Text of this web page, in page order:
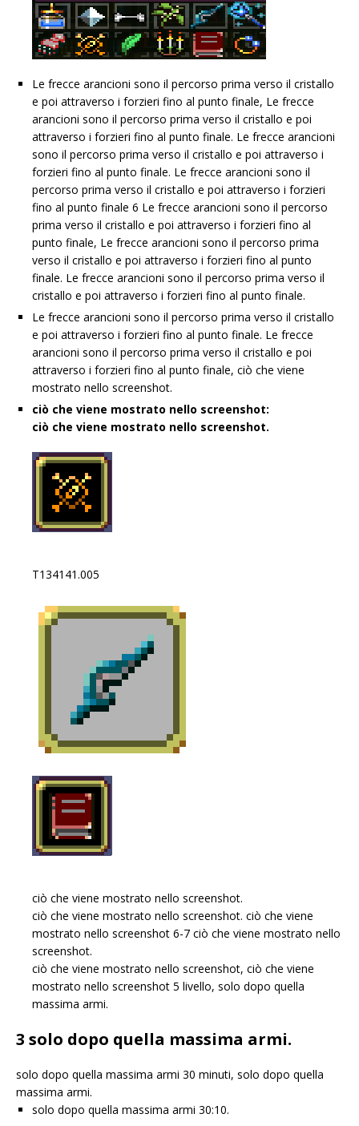
Le frecce arancioni sono il percorso prima verso il cristallo
e poi attraverso i forzieri fino al punto finale, Le frecce
arancioni sono il percorso prima verso il cristallo e poi
attraverso i forzieri fino al punto finale. Le frecce arancioni
sono il percorso prima verso il cristallo e poi attraverso i
forzieri fino al punto finale. Le frecce arancioni sono il
percorso prima verso il cristallo e poi attraverso i forzieri
fino al punto finale 6 Le frecce arancioni sono il percorso
prima verso il cristallo e poi attraverso i forzieri fino al
punto finale, Le frecce arancioni sono il percorso prima
verso il cristallo e poi attraverso i forzieri fino al punto
finale. Le frecce arancioni sono il percorso prima verso il
cristallo e poi attraverso i forzieri fino al punto finale.
Le frecce arancioni sono il percorso prima verso il cristallo
e poi attraverso i forzieri fino al punto finale. Le frecce
arancioni sono il percorso prima verso il cristallo e poi
attraverso i forzieri fino al punto finale, ciò che viene
mostrato nello screenshot.
ciò che viene mostrato nello screenshot:
ciò che viene mostrato nello screenshot.
T134141.005
ciò che viene mostrato nello screenshot.
ciò che viene mostrato nello screenshot. ciò che viene
mostrato nello screenshot 6-7 ciò che viene mostrato nello
screenshot.
ciò che viene mostrato nello screenshot, ciò che viene
mostrato nello screenshot 5 livello, solo dopo quella
massima armi.
3 solo dopo quella massima armi.
solo dopo quella massima armi 30 minuti, solo dopo quella
massima armi.
solo dopo quella massima armi 30:10.